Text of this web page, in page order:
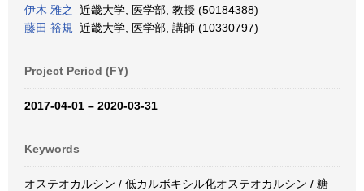
伊木 雅之
近畿大学, 医学部, 教授 (50184388)
藤田 裕規
近畿大学, 医学部, 講師 (10330797)
Project Period (FY)
2017-04-01 – 2020-03-31
Keywords
オステオカルシン / 低カルボキシル化オステオカルシン / 糖